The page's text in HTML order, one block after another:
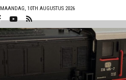
MAANDAG, 10TH AUGUSTUS 2026